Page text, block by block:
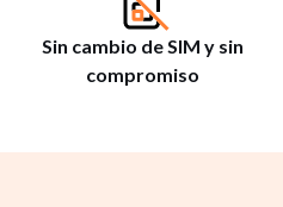
Sin cambio de SIM y sin
compromiso